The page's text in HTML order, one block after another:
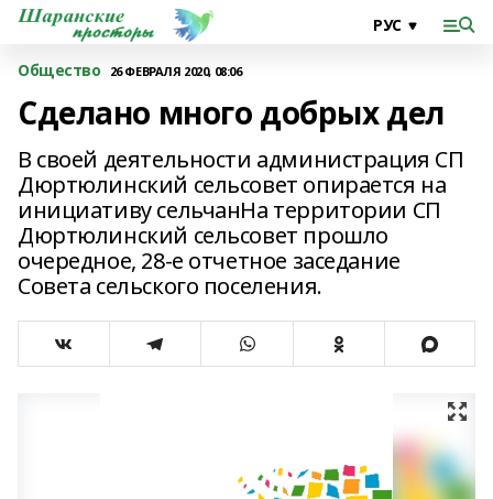
Общество 26 ФЕВРАЛЯ 2020, 08:06
Сделано много добрых дел
В своей деятельности администрация СП
Дюртюлинский сельсовет опирается на
инициативу сельчанНа территории СП
Дюртюлинский сельсовет прошло
очередное, 28-е отчетное заседание
Совета сельского поселения.